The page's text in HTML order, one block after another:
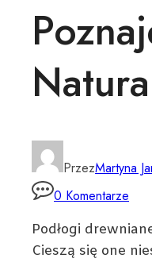
PrzezMartyna
0 Komentarze
Podłogi
Cieszą się one